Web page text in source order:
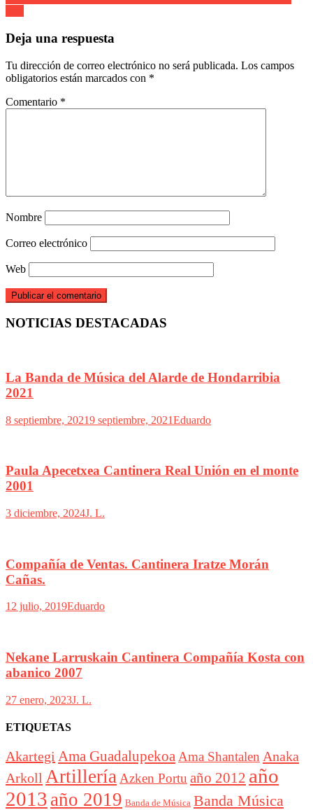
Deja una respuesta
Tu dirección de correo electrónico no será publicada. Los campos
obligatorios están marcados con *
Comentario *
Nombre
Correo electrónico
Web
NOTICIAS DESTACADAS
La Banda de Música del Alarde de Hondarribia
2021
8 septiembre, 20219 septiembre, 2021Eduardo
Paula Apecetxea Cantinera Real Unión en el monte
2001
3 diciembre, 2024J. L.
Compañía de Ventas. Cantinera Iratze Morán
Cañas.
12 julio, 2019Eduardo
Nekane Larruskain Cantinera Compañía Kosta con
abanico 2007
27 enero, 2023J. L.
ETIQUETAS
Akartegi Ama GuadalupekoaAma Shantalen Anaka
Arkoll ArtilleríaAzken Portu año 2012 año
2013 año 2019 Banda de Música Banda Música